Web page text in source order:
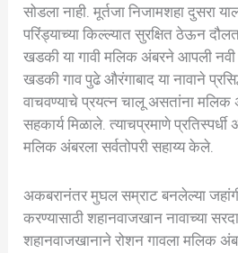
सोडला नाही. मूर्तजा निजामशहा दुसरा
परिंड्याच्या किल्ल्यात सुरक्षित ठेऊन
खडकी या गावी मलिक अंबरने आपली नवी
खडकी गाव पुढे औरंगाबाद या नावाने
वाचवण्याचे प्रयत्न चालू असतांना मलिक
सहकार्य मिळाले. त्याचप्रमाणे
मलिक अंबरला सर्वतोपरी सहाय्य केले.
अकबरानंतर मुघल सम्राट बनलेल्या
करण्यासाठी शहानवाजखान नावाच्या
शहानवाजखानाने रोशन गावला मलिक